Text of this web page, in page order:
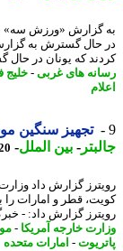
«ورزش سه» به نقل
گسترش به گزارش
که یونان در حال
های غربی- خلیج
تجهیز سنگین
-بین الملل-20 ساعت پیش - شنبه 17 مرداد 1405، 18:47
قطر و امارات را
گزارش داد: -
خارجه آمریکا- موشک
-امارات متحده